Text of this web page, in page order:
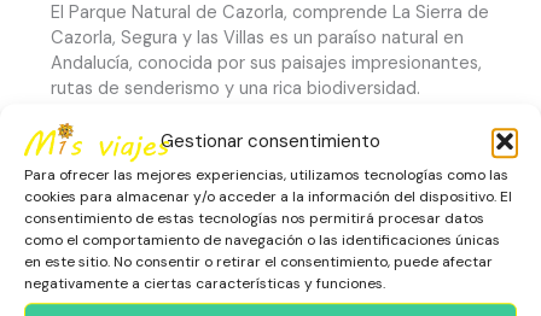
Gestionar consentimiento
Para ofrecer las mejores experiencias, utilizamos tecnologías como las
cookies para almacenar y/o acceder a la información del dispositivo. El
consentimiento de estas tecnologías nos permitirá procesar datos
como el comportamiento de navegación o las identificaciones únicas
en este sitio. No consentir o retirar el consentimiento, puede afectar
negativamente a ciertas características y funciones.
El Parque Natural de Cazorla, comprende La Sierra de
Cazorla, Segura y las Villas es un paraíso natural en
Andalucía, conocida por sus paisajes impresionantes,
rutas de senderismo y una rica biodiversidad.
Leer más »
Poyos
de
Mesa: